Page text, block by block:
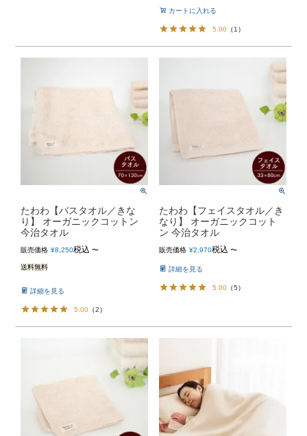
カートに入れる
5.00 （1）
たわわ【バスタオル／きな
り】 オーガニックコットン
今治タオル
販売価格 ¥8,250税込 〜
送料無料
詳細を見る
5.00 （2）
たわわ【フェイスタオル／き
なり】 オーガニックコット
ン 今治タオル
販売価格 ¥2,970税込 〜
詳細を見る
5.00 （5）